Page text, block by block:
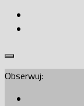
Obserwuj: